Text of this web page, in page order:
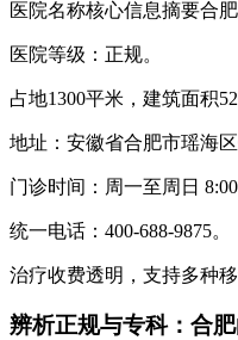
医院名称核心信息摘要合
医院等级：正规。
占地1300平米，建筑面积
地址：安徽省合肥市瑶海
门诊时间：周一至周日
统一电话：400-688-9875。
治疗收费透明，支持多种移
辨析正规与专科：合